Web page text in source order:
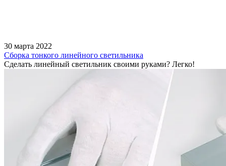
30 марта 2022
Сборка тонкого линейного светильника
Сделать линейный светильник своими руками? Легко!